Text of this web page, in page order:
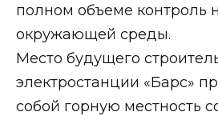
полном объеме контроль
окружающей среды.
Место будущего
электростанции «Барс»
собой горную местность